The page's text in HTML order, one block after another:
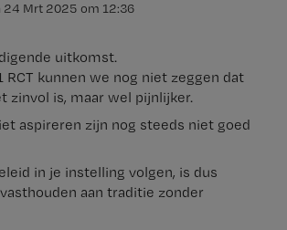
24 Mrt 2025 om 12:36
uitkomst.
RCT kunnen we nog niet zeggen dat
zinvol is, maar wel pijnlijker.
aspireren zijn nog steeds niet goed
in je instelling volgen, is dus
aan traditie zonder